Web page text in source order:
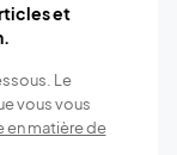
et
Le
vous vous
en matière de